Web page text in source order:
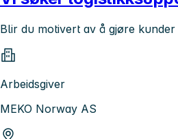
Blir du motivert av å gjøre
Arbeidsgiver
MEKO Norway AS